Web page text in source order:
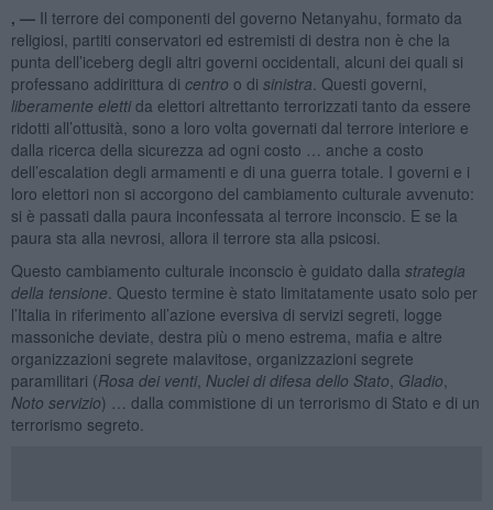
, — Il terrore dei componenti del governo Netanyahu, formato da
religiosi, partiti conservatori ed estremisti di destra non è che la
punta dell’iceberg degli altri governi occidentali, alcuni dei quali si
professano addirittura di centro o di sinistra . Questi governi,
liberamente elettida elettori altrettanto terrorizzati tanto da essere
ridotti all’ottusità, sono a loro volta governati dal terrore interiore e
dalla ricerca della sicurezza ad ogni costo … anche a costo
dell’escalation degli armamenti e di una guerra totale. I governi e i
loro elettori non si accorgono del cambiamento culturale avvenuto:
si è passati dalla paura inconfessata al terrore inconscio. E se la
paura sta alla nevrosi, allora il terrore sta alla psicosi.
Questo cambiamento culturale inconscio è guidato dalla strategia
della tensione . Questo termine è stato limitatamente usato solo per
l’Italia in riferimento all’azione eversiva di servizi segreti, logge
massoniche deviate, destra più o meno estrema, mafia e altre
organizzazioni segrete malavitose, organizzazioni segrete
paramilitari (Rosa dei venti, Nuclei di difesa dello Stato Gladio
Noto servizio) … dalla commistione di un terrorismo di Stato e di un
terrorismo segreto.